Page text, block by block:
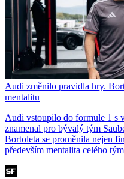
Audi změnilo pravidla hry.
mentalitu
Audi vstoupilo do formule 1 s
znamenal pro bývalý tým
Bortoleta se proměnila nejen
především mentalita celého